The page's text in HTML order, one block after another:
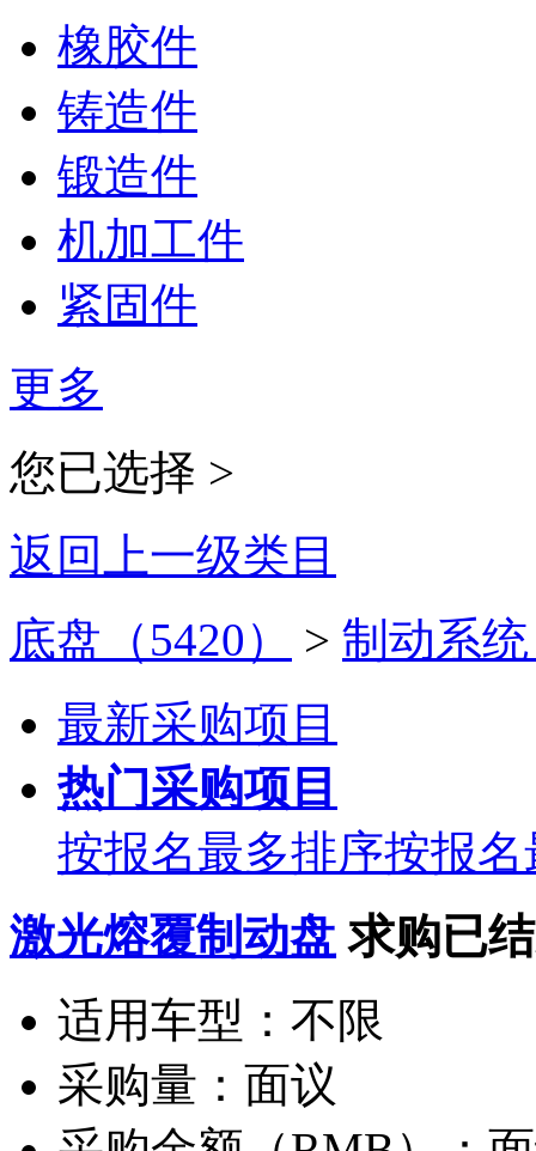
橡胶件
铸造件
锻造件
机加工件
紧固件
更多
您已选择 >
返回上一级类目
底盘（5420）
> 制动系
最新采购项目
热门采购项目
按报名最多排序按报
激光熔覆制动盘 求购已
适用车型： 不限
采购量： 面议